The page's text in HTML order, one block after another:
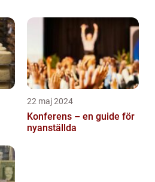
22 maj 2024
Konferens – en guide för
nyanställda